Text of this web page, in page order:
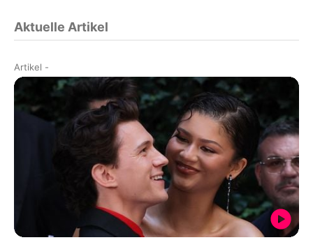
Aktuelle Artikel
Artikel -